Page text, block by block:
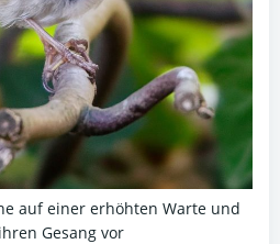
auf einer erhöhten Warte und
Gesang vor